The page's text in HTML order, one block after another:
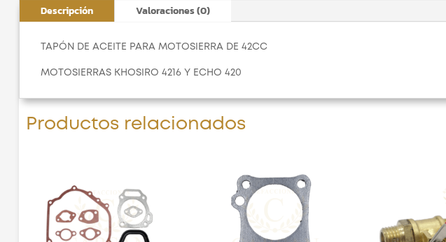
Descripción Valoraciones (0)
TAPÓN DE ACEITE PARA MOTOSIERRA DE 42CC
MOTOSIERRAS KHOSIRO 4216 Y ECHO 420
Productos relacionados